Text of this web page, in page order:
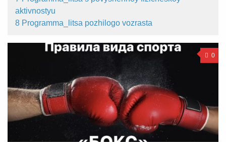
aktivnostyu
8 Programma_litsa pozhilogo vozrasta
0